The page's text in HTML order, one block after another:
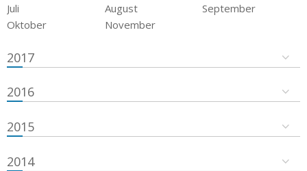
Juli
August
September
Oktober
November
2017
2016
2015
2014